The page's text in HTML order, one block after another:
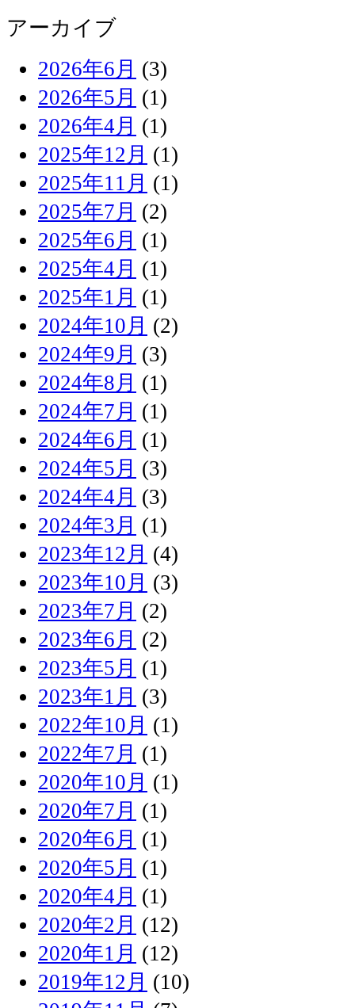
アーカイブ
2026年6月 (3)
2026年5月 (1)
2026年4月 (1)
2025年12月 (1)
2025年11月 (1)
2025年7月 (2)
2025年6月 (1)
2025年4月 (1)
2025年1月 (1)
2024年10月 (2)
2024年9月 (3)
2024年8月 (1)
2024年7月 (1)
2024年6月 (1)
2024年5月 (3)
2024年4月 (3)
2024年3月 (1)
2023年12月 (4)
2023年10月 (3)
2023年7月 (2)
2023年6月 (2)
2023年5月 (1)
2023年1月 (3)
2022年10月 (1)
2022年7月 (1)
2020年10月 (1)
2020年7月 (1)
2020年6月 (1)
2020年5月 (1)
2020年4月 (1)
2020年2月 (12)
2020年1月 (12)
2019年12月 (10)